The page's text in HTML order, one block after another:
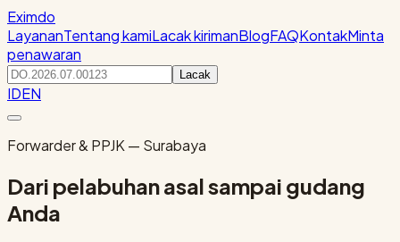
Eximdo
LayananTentang kamiLacak kirimanBlogFAQKontakMinta
penawaran
Lacak
IDEN
Forwarder & PPJK — Surabaya
Dari pelabuhan asal sampai gudang
Anda